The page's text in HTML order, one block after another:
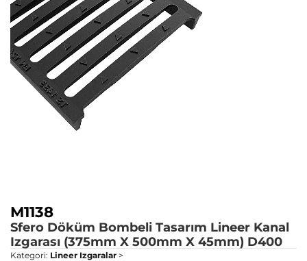
M1138
Sfero Döküm Bombeli Tasarım Lineer Kanal
Izgarası (375mm X 500mm X 45mm) D400
Kategori: Lineer Izgaralar >